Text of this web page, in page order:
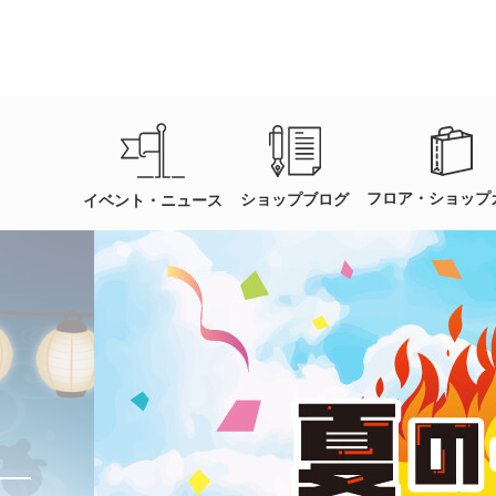
イベント・ニュース ショップブログ フロア・ショップ